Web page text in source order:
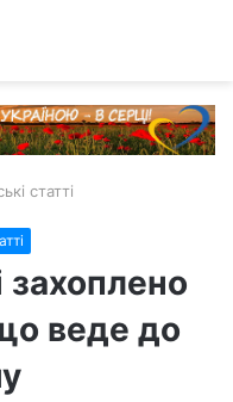
статті
веде до